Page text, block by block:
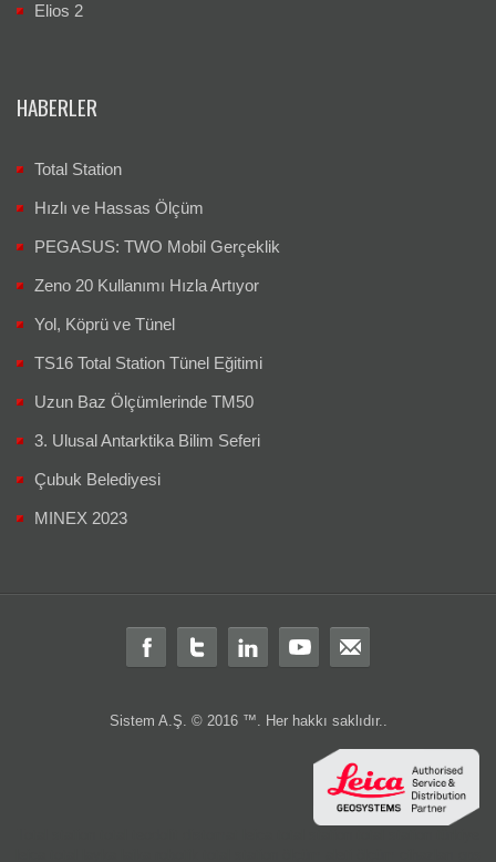
Elios 2
HABERLER
Total Station
Hızlı ve Hassas Ölçüm
PEGASUS: TWO Mobil Gerçeklik
Zeno 20 Kullanımı Hızla Artıyor
Yol, Köprü ve Tünel
TS16 Total Station Tünel Eğitimi
Uzun Baz Ölçümlerinde TM50
3. Ulusal Antarktika Bilim Seferi
Çubuk Belediyesi
MINEX 2023
Sistem A.Ş. © 2016 ™. Her hakkı saklıdır..